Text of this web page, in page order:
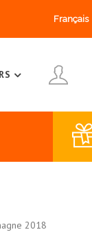
Français
2018